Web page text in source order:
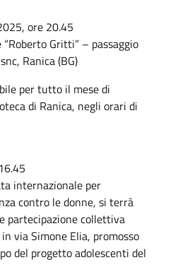
ore 20.45
Gritti” – passaggio
Ranica (BG)
per tutto il mese di
di Ranica, negli orari di
internazionale per
contro le donne, si terrà
partecipazione collettiva
via Simone Elia, promosso
del progetto adolescenti del